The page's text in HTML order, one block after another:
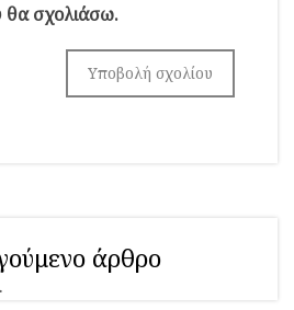
σχολιάσω.
άρθρο